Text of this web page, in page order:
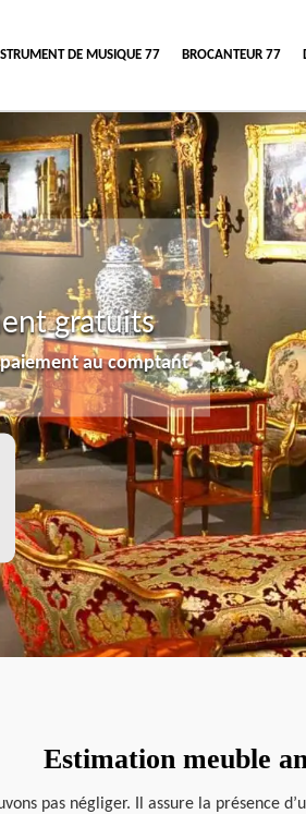
DE MUSIQUE 77 BROCANTEUR 77
gratuits
au comptant
Estimation meuble
pas négliger. Il assure la présence